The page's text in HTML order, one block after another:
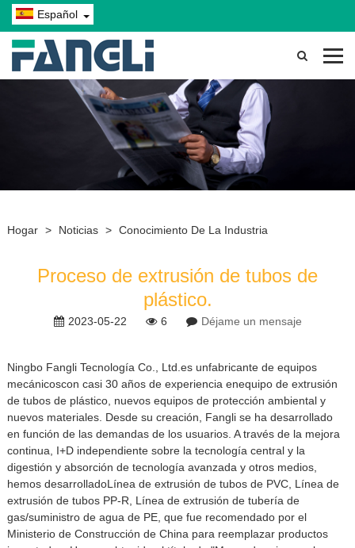
Español
Hogar > Noticias > Conocimiento De La Industria
Proceso de extrusión de tubos de
plástico.
2023-05-22 6 Déjame un mensaje
Ningbo Fangli Tecnología Co., Ltd. es unfabricante de equipos
mecánicoscon casi 30 años de experiencia enequipo de extrusión
de tubos de plástico, nuevos equipos de protección ambiental y
nuevos materiales. Desde su creación, Fangli se ha desarrollado
en función de las demandas de los usuarios. A través de la mejora
continua, I+D independiente sobre la tecnología central y la
digestión y absorción de tecnología avanzada y otros medios,
hemos desarrolladoLínea de extrusión de tubos de PVC, Línea de
extrusión de tubos PP-R
Línea de extrusión de tubería de
gas/suministro de agua de PE, que fue recomendado por el
Ministerio de Construcción de China para reemplazar productos